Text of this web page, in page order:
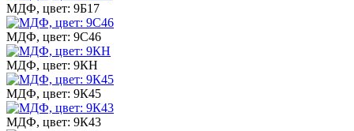
МДФ, цвет: 9Б17
МДФ, цвет: 9С46
МДФ, цвет: 9КН
МДФ, цвет: 9К45
МДФ, цвет: 9К43